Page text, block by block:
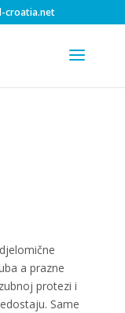
croatia.net
a prazne
protezi i
Same